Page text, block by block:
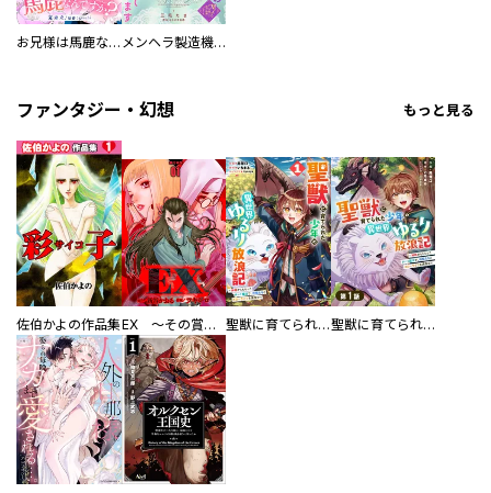
お兄様は馬鹿なんですか？～地味王女は婚約破棄に巻き込まれる～ メンヘラ製造機の公爵令息（過保護）が溺愛してきます
ファンタジー・幻想 もっと見る
佐伯かよの作品集 EX ～その賞金稼ぎは、世界の出口を探す～【単行本版】 聖獣に育てられた少年の異世界ゆるり放浪記～神様からもらったチート魔法で、仲間たちとスローライフを満喫中～ 聖獣に育てられた少年の異世界ゆるり放浪記～神様からもらったチート魔法で、仲間たちとスローライフを満喫中～【分冊版】